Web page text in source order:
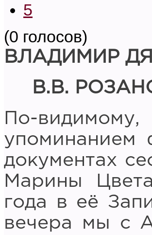
5
(0 голосов)
ВЛАДИМИР
В.В.
По-
упоминанием
документах
Марины
года в её
вечера мы с